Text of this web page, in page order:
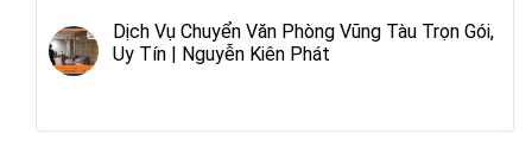
Dịch Vụ Chuyển Văn Phòng Vũng Tàu Trọn Gói,
Uy Tín | Nguyễn Kiên Phát